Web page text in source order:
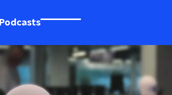
Podcasts